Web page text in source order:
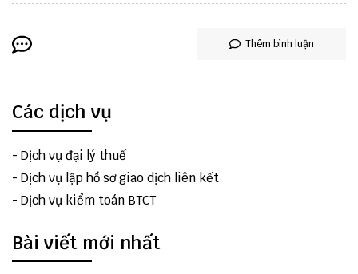
Thêm bình luận
Các dịch vụ
- Dịch vụ đại lý thuế
- Dịch vụ lập hồ sơ giao dịch liên kết
- Dịch vụ kiểm toán BTCT
Bài viết mới nhất